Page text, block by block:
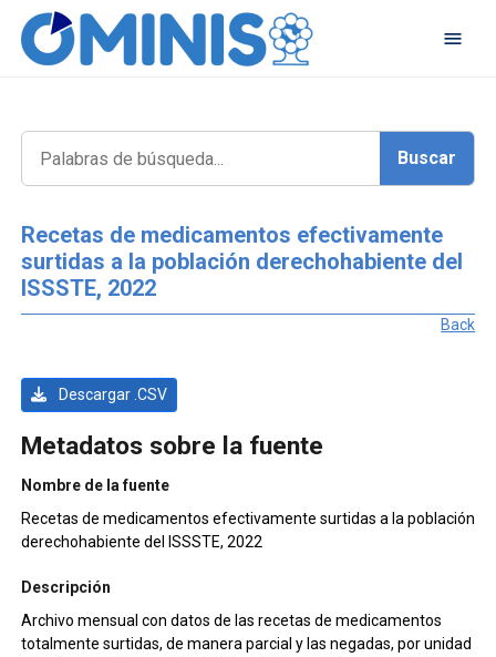
Recetas de medicamentos efectivamente
surtidas a la población derechohabiente del
ISSSTE, 2022
Back
Descargar .CSV
Metadatos sobre la fuente
Nombre de la fuente
Recetas de medicamentos efectivamente surtidas a la población
derechohabiente del ISSSTE, 2022
Descripción
Archivo mensual con datos de las recetas de medicamentos
totalmente surtidas, de manera parcial y las negadas, por unidad